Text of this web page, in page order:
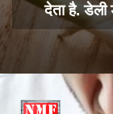
देता है. डेली